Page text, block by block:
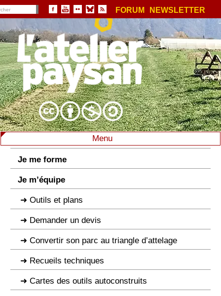
FORUM NEWSLETTER
Menu
Je me forme
Je m’équipe
Outils et plans
Demander un devis
Convertir son parc au triangle d’attelage
Recueils techniques
Cartes des outils autoconstruits